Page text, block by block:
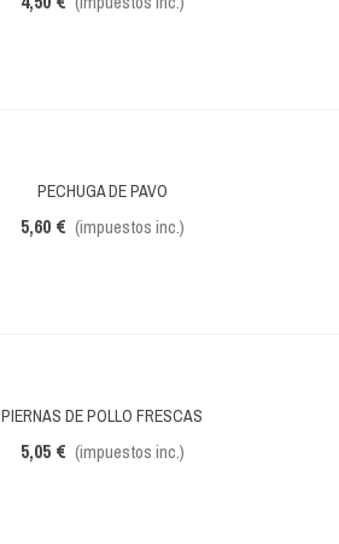
Vista rápida
PECHUGA DE PAVO
5,60 € (impuestos inc.)
Vista rápida
PIERNAS DE POLLO FRESCAS
5,05 € (impuestos inc.)